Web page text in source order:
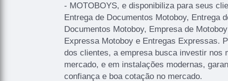
- MOTOBOYS, e disponibiliza para seus
Entrega de Documentos Motoboy, Entrega
Documentos Motoboy, Empresa de
Expressa Motoboy e Entregas Expressas.
dos clientes, a empresa busca investir nos
mercado, e em instalações modernas,
confiança e boa cotação no mercado.